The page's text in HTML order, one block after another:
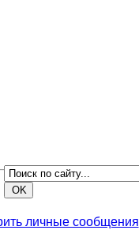
личные сообщения